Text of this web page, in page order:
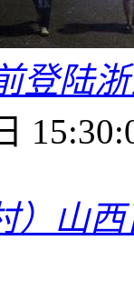
登陆
）山